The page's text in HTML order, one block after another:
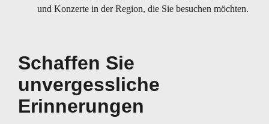
und Konzerte in der Region, die Sie besuchen möchten.
Schaffen Sie
unvergessliche
Erinnerungen